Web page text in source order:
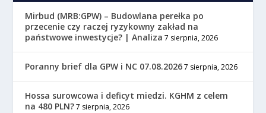
Mirbud (MRB:GPW) – Budowlana perełka po
przecenie czy raczej ryzykowny zakład na
państwowe inwestycje? | Analiza 7 sierpnia, 2026
Poranny brief dla GPW i NC 07.08.2026 7 sierpnia, 2026
Hossa surowcowa i deficyt miedzi. KGHM z celem
na 480 PLN? 7 sierpnia, 2026